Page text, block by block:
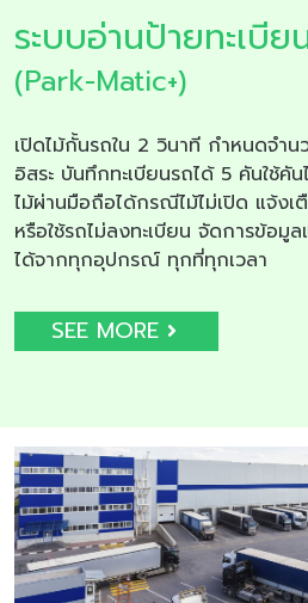
ระบบอ่านป้ายทะเบีย
(Park-Matic+)
เปิดไม้กั้นรถใน 2 วินาที กำหนดจำ
อิสระ บันทึกทะเบียนรถได้ 5 คันใช้คั
ไม้ผ่านมือถือได้กรณีไม้ไม่เปิด แจ้ง
หรือใช้รถไม่ลงทะเบียน จัดการข้อมู
ได้จากทุกอุปกรณ์ ทุกที่ทุกเวลา
SEE MORE